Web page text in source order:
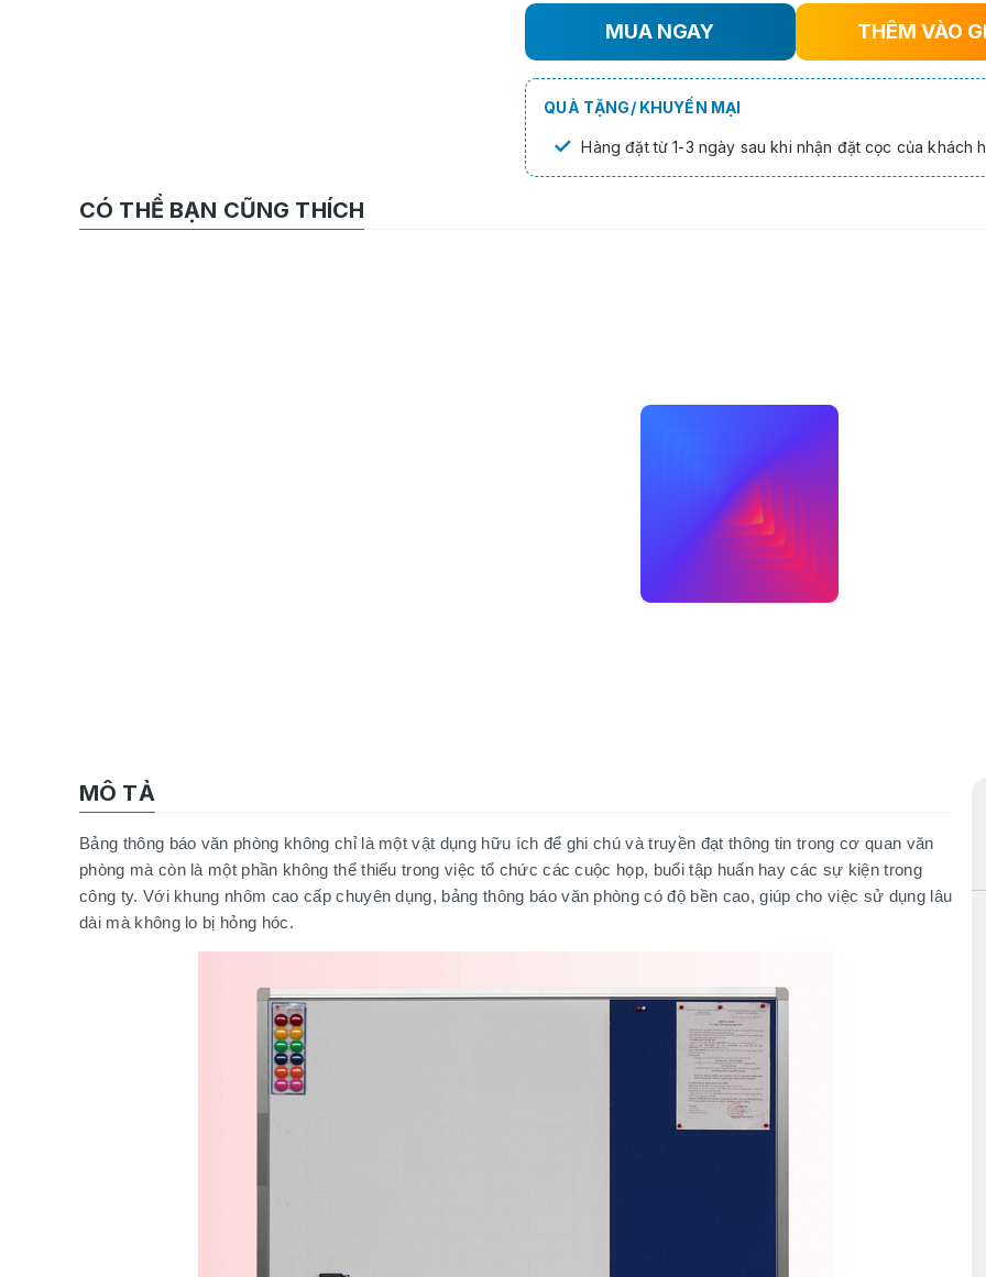
MUA NGAY THÊM VÀO
QUÀ TẶNG/ KHUYẾN MẠI
✓ Hàng đặt từ 1-3 ngày sau khi nhận đặt cọc của khách
CÓ THỂ BẠN CŨNG THÍCH
MÔ TẢ
Bảng thông báo văn phòng không chỉ là một vật dụng hữu ích để ghi chú và truyền đạt thông tin trong cơ quan văn
phòng mà còn là một phần không thể thiếu trong việc tổ chức các cuộc họp, buổi tập huấn hay các sự kiện trong
công ty. Với khung nhôm cao cấp chuyên dụng, bảng thông báo văn phòng có độ bền cao, giúp cho việc sử dụng lâu
dài mà không lo bị hỏng hóc.